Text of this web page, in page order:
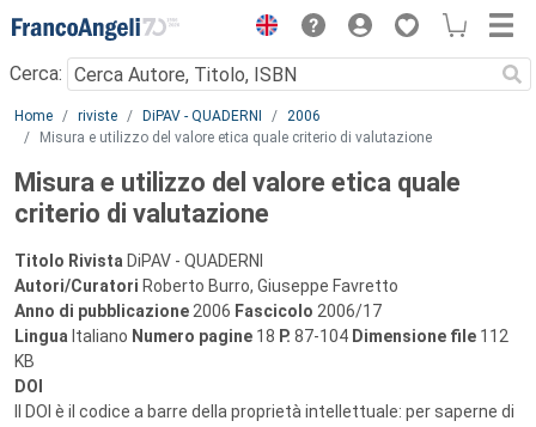
Menu
Cerca:
Main content
Home riviste DiPAV - QUADERNI
2006
Misura e utilizzo del valore etica quale criterio di valutazione
Misura e utilizzo del valore etica quale
criterio di valutazione
Titolo Rivista DiPAV - QUADERNI
Autori/Curatori Roberto Burro, Giuseppe Favretto
Anno di pubblicazione 2006 Fascicolo 2006/17
Lingua Italiano Numero pagine 18 P. 87-104 Dimensione file 112
KB
DOI
Il DOI è il codice a barre della proprietà intellettuale: per saperne di